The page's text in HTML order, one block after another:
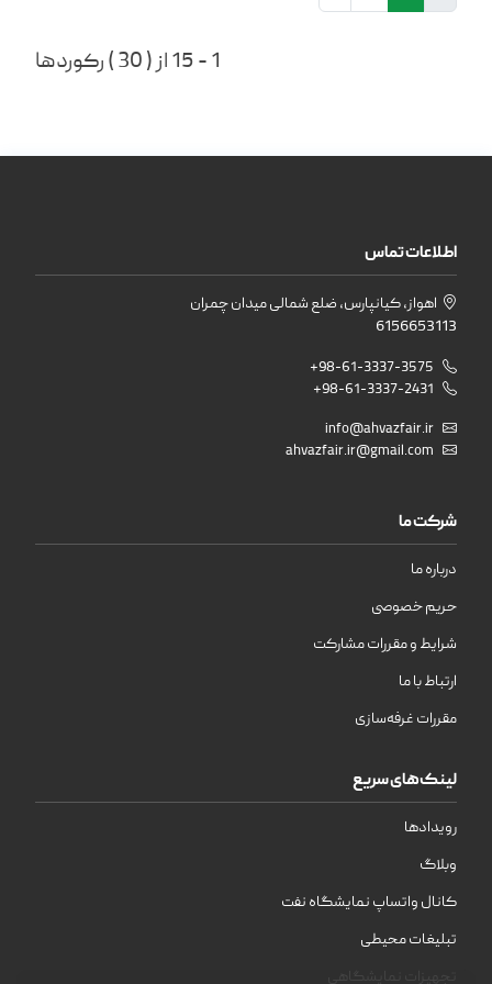
1 - 15 از ( 30 ) رکوردها
اطلاعات تماس
اهواز، کیانپارس، ضلع شمالی میدان چمران
6156653113
+98-61-3337-3575
+98-61-3337-2431
info@ahvazfair.ir
ahvazfair.ir@gmail.com
شرکت ما
درباره ما
حریم خصوصی
شرایط و مقررات مشارکت
ارتباط با ما
مقررات غرفه‌سازی
لینک‌های سریع
رویدادها
وبلاگ
کانال واتساپ نمایشگاه نفت
تبلیغات محیطی